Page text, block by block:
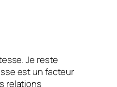
Je reste
est un facteur
relations